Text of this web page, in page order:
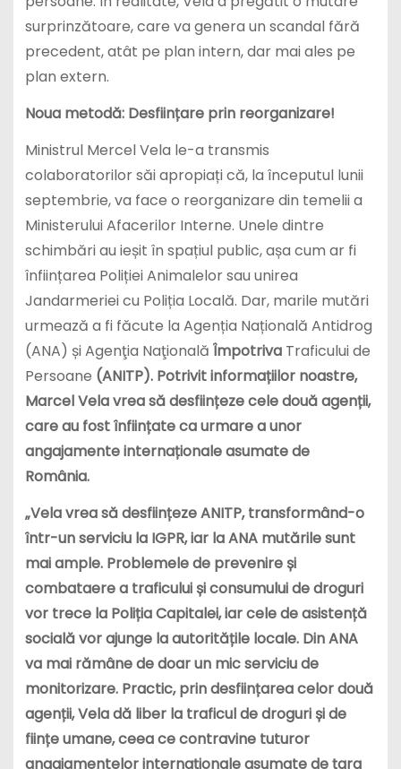
surprinzătoare, care va genera un scandal fără
precedent, atât pe plan intern, dar mai ales pe
plan extern.
Noua metodă: Desființare prin reorganizare!
Ministrul Mercel Vela le-a transmis
colaboratorilor săi apropiați că, la începutul lunii
septembrie, va face o reorganizare din temelii a
Ministerului Afacerilor Interne. Unele dintre
schimbări au ieșit în spațiul public, așa cum ar fi
înființarea Poliției Animalelor sau unirea
Jandarmeriei cu Poliția Locală. Dar, marile mutări
urmează a fi făcute la Agenția Națională Antidrog
(ANA) și Agenţia Naţională Împotriva Traficului de
Persoane (ANITP). Potrivit informațiilor noastre,
Marcel Vela vrea să desființeze cele două agenții,
care au fost înființate ca urmare a unor
angajamente internaționale asumate de
România.
„Vela vrea să desființeze ANITP, transformând-o
într-un serviciu la IGPR, iar la ANA mutările sunt
mai ample. Problemele de prevenire și
combataere a traficului și consumului de droguri
vor trece la Poliția Capitalei, iar cele de asistență
socială vor ajunge la autoritățile locale. Din ANA
va mai rămâne de doar un mic serviciu de
monitorizare. Practic, prin desființarea celor două
agenții, Vela dă liber la traficul de droguri și de
ființe umane, ceea ce contravine tuturor
angajamentelor internaționale asumate de țara